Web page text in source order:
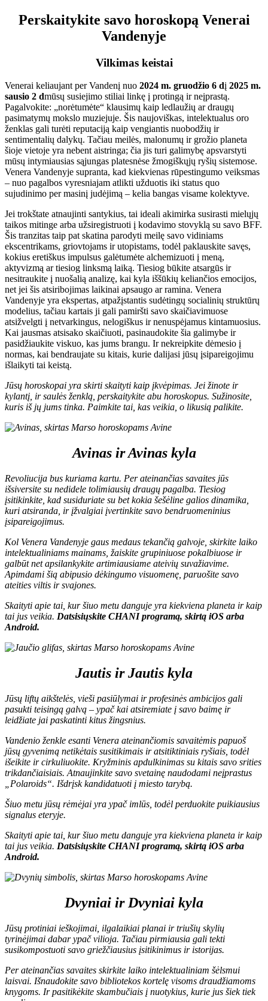
Perskaitykite savo horoskopą Venerai
Vandenyje
Vilkimas keistai
Venerai keliaujant per Vandenį nuo 2024 m. gruodžio 6 dį 2025 m.
sausio 2 dmūsų susiejimo stiliai linkę į protingą ir neįprastą.
Pagalvokite: „norėtumėte“ klausimų kaip ledlaužių ar draugų
pasimatymų mokslo muziejuje. Šis naujoviškas, intelektualus oro
ženklas gali turėti reputaciją kaip vengiantis nuobodžių ir
sentimentalių dalykų. Tačiau meilės, malonumų ir grožio planeta
šioje vietoje yra nebent aistringa; čia jis turi galimybę apsvarstyti
mūsų intymiausias sąjungas platesnėse žmogiškųjų ryšių sistemose.
Venera Vandenyje supranta, kad kiekvienas rūpestingumo veiksmas
– nuo ​​pagalbos vyresniajam atlikti užduotis iki status quo
sujudinimo per masinį judėjimą – kelia bangas visame kolektyve.
Jei trokštate atnaujinti santykius, tai ideali akimirka susirasti mielųjų
taikos mitinge arba užsiregistruoti į kodavimo stovyklą su savo BFF.
Šis tranzitas taip pat skatina parodyti meilę savo vidiniams
ekscentrikams, griovtojams ir utopistams, todėl paklauskite savęs,
kokius eretiškus impulsus galėtumėte alchemizuoti į meną,
aktyvizmą ar tiesiog linksmą laiką. Tiesiog būkite atsargūs ir
nesitraukite į nuošalią analizę, kai kyla iššūkių keliančios emocijos,
net jei šis atsiribojimas laikinai apsaugo ar ramina. Venera
Vandenyje yra ekspertas, atpažįstantis sudėtingų socialinių struktūrų
modelius, tačiau kartais ji gali pamiršti savo skaičiavimuose
atsižvelgti į netvarkingus, nelogiškus ir nenuspėjamus kintamuosius.
Kai jausmas atsisako skaičiuoti, pasinaudokite šia galimybe ir
pasidžiaukite viskuo, kas jums brangu. Ir nekreipkite dėmesio į
normas, kai bendraujate su kitais, kurie dalijasi jūsų įsipareigojimu
išlaikyti tai keistą.
Jūsų horoskopai yra skirti skaityti kaip įkvėpimas. Jei žinote ir
kylantį, ir saulės ženklą, perskaitykite abu horoskopus. Sužinosite,
kuris iš jų jums tinka. Paimkite tai, kas veikia, o likusią palikite.
Avinas ir Avinas kyla
Revoliucija bus kuriama kartu. Per ateinančias savaites jūs
išsiversite su nedidele tolimiausių draugų pagalba. Tiesiog
įsitikinkite, kad susiduriate su bet kokia šešėline galios dinamika,
kuri atsiranda, ir įžvalgiai įvertinkite savo bendruomeninius
įsipareigojimus.
Kol Venera Vandenyje gaus medaus tekančią galvoje, skirkite laiko
intelektualiniams mainams, žaiskite grupiniuose pokalbiuose ir
galbūt net apsilankykite artimiausiame ateivių suvažiavime.
Apimdami šią abipusio dėkingumo visuomenę, paruošite savo
ateities viltis ir svajones.
Skaityti apie tai, kur šiuo metu danguje yra kiekviena planeta ir kaip
tai jus veikia. Datsisiųskite CHANI programą, skirtą iOS arba
Android.
Jautis ir Jautis kyla
Jūsų liftų aikštelės, vieši pasiūlymai ir profesinės ambicijos gali
pasukti teisingą galvą – ypač kai atsiremiate į savo baimę ir
leidžiate jai paskatinti kitus žingsnius.
Vandenio ženkle esanti Venera ateinančiomis savaitėmis papuoš
jūsų gyvenimą netikėtais susitikimais ir atsitiktiniais ryšiais, todėl
išeikite ir cirkuliuokite. Kryžminis apdulkinimas su kitais savo srities
trikdančiaisiais. Atnaujinkite savo svetainę naudodami neįprastus
„Polaroids“. Išdrįsk kandidatuoti į miesto tarybą.
Šiuo metu jūsų rėmėjai yra ypač imlūs, todėl perduokite puikiausius
signalus eteryje.
Skaityti apie tai, kur šiuo metu danguje yra kiekviena planeta ir kaip
tai jus veikia. Datsisiųskite CHANI programą, skirtą iOS arba
Android.
Dvyniai ir Dvyniai kyla
Jūsų protiniai ieškojimai, ilgalaikiai planai ir triušių skylių
tyrinėjimai dabar ypač vilioja. Tačiau pirmiausia gali tekti
susikompostuoti savo griežčiausius įsitikinimus ir istorijas.
Per ateinančias savaites skirkite laiko intelektualiniam šėlsmui
laisvai. Išnaudokite savo bibliotekos kortelę visoms draudžiamoms
knygoms. Ir pasitikėkite skambučiais į nuotykius, kurie jus šiek tiek